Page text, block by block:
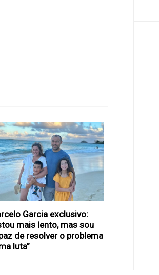
Garcia exclusivo:
mais lento, mas sou
de resolver o problema
luta”